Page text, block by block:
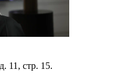
11, стр. 15.